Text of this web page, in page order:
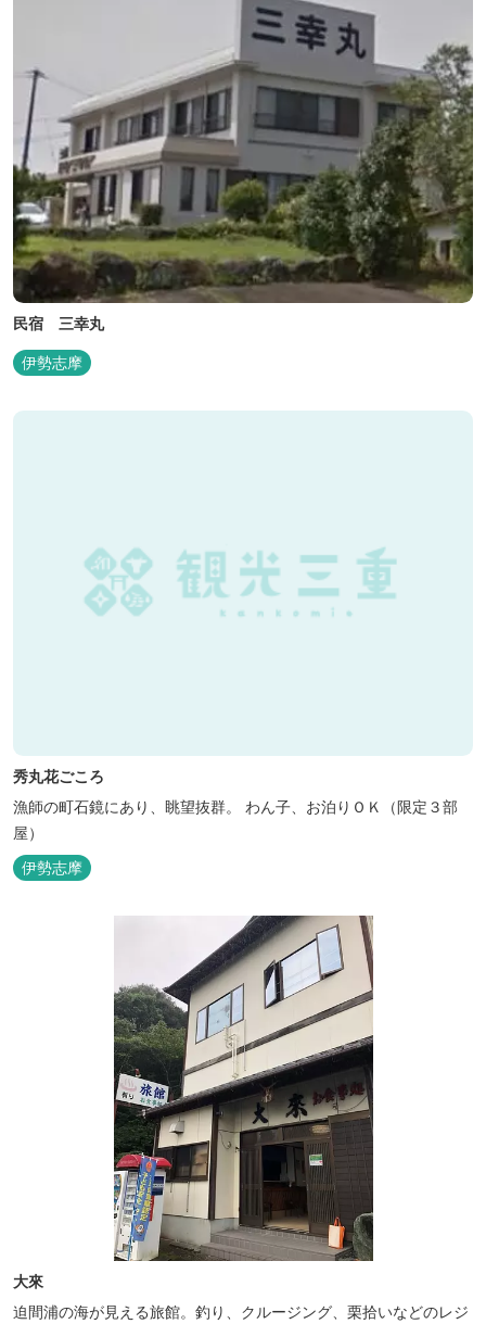
民宿 三幸丸
伊勢志摩
秀丸花ごころ
漁師の町石鏡にあり、眺望抜群。 わん子、お泊りＯＫ（限定３部
屋）
伊勢志摩
大來
迫間浦の海が見える旅館。釣り、クルージング、栗拾いなどのレジ